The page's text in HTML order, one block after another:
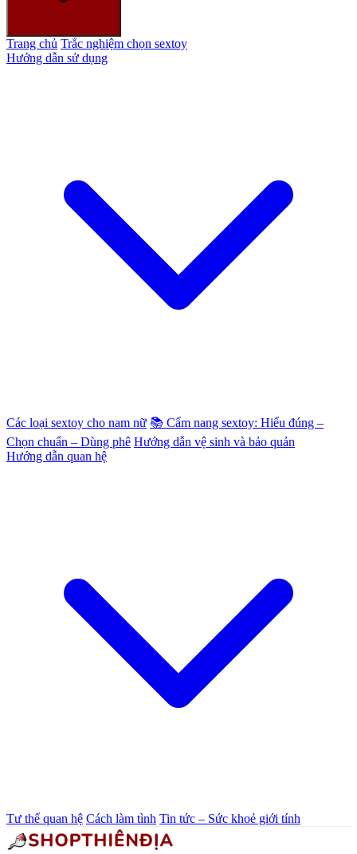
Trang chủ Trắc nghiệm chọn sextoy
Hướng dẫn sử dụng
Các loại sextoy cho nam nữ 📚 Cẩm nang sextoy: Hiểu đúng –
Chọn chuẩn – Dùng phê Hướng dẫn vệ sinh và bảo quản
Hướng dẫn quan hệ
Tư thế quan hệ Cách làm tình Tin tức – Sức khoẻ giới tính